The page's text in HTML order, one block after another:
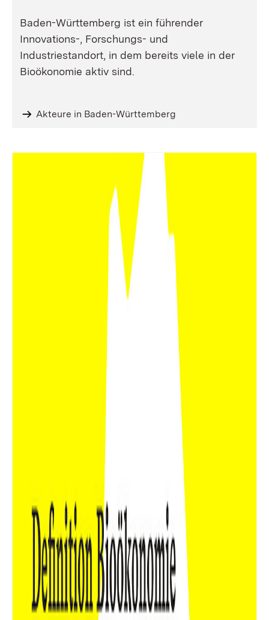
Baden-Württemberg ist ein führender
Innovations-, Forschungs- und
Industriestandort, in dem bereits viele in der
Bioökonomie aktiv sind.
Akteure in Baden-Württemberg